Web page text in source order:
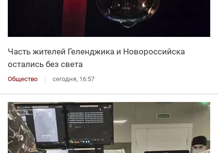
Часть жителей Геленджика и Новороссийска
остались без света
Общество сегодня, 16:57